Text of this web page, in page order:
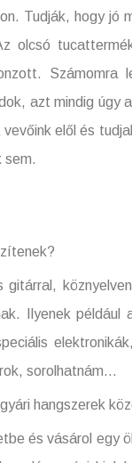
Tudják, hogy jó
olcsó
Számomra
azt mindig úgy
elől és
sem.
Ilyenek például
sorolhatnám…
hangszerek
és vásárol egy